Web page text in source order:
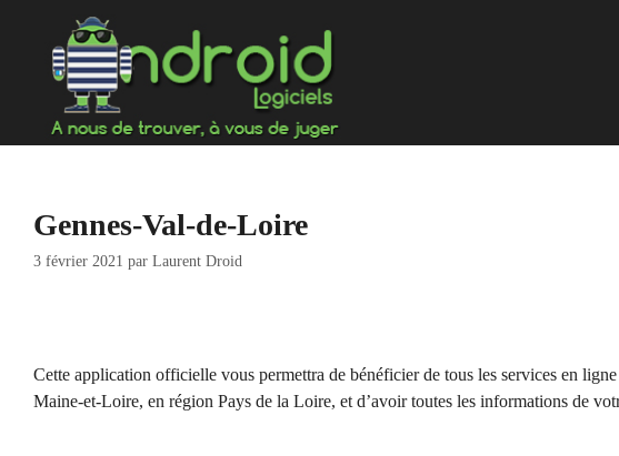
contenu
Gennes-Val-de-Loire
3 février 2021 par Laurent Droid
Cette application officielle vous permettra de bénéficier de tous les services en
Maine-et-Loire, en région Pays de la Loire, et d’avoir toutes les informations de